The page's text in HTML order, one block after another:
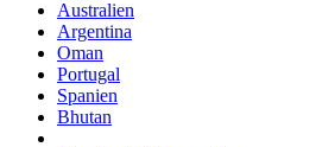
Australien
Argentina
Oman
Portugal
Spanien
Bhutan